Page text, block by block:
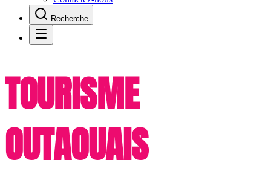
Recherche
TOURISME
OUTAOUAIS